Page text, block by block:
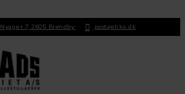
Nyager 7, 2605 Brøndby post@stiko.dk